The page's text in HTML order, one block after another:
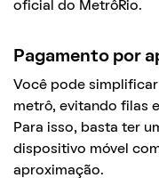
oficial do MetrôRio.
Pagamento por
Você pode
metrô, evitando filas
Para isso, basta ter
dispositivo móvel
aproximação.